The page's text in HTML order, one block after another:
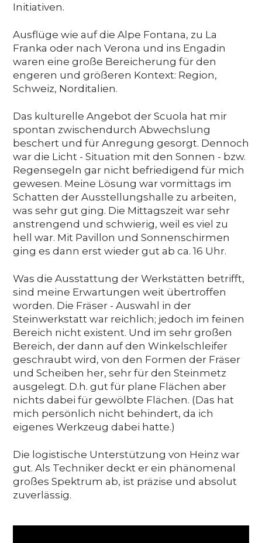
Initiativen.
Ausflüge wie auf die Alpe Fontana, zu La
Franka oder nach Verona und ins Engadin
waren eine große Bereicherung für den
engeren und größeren Kontext: Region,
Schweiz, Norditalien.
Das kulturelle Angebot der Scuola hat mir
spontan zwischendurch Abwechslung
beschert und für Anregung gesorgt. Dennoch
war die Licht - Situation mit den Sonnen - bzw.
Regensegeln gar nicht befriedigend für mich
gewesen. Meine Lösung war vormittags im
Schatten der Ausstellungshalle zu arbeiten,
was sehr gut ging. Die Mittagszeit war sehr
anstrengend und schwierig, weil es viel zu
hell war. Mit Pavillon und Sonnenschirmen
ging es dann erst wieder gut ab ca. 16 Uhr.
Was die Ausstattung der Werkstätten betrifft,
sind meine Erwartungen weit übertroffen
worden. Die Fräser - Auswahl in der
Steinwerkstatt war reichlich; jedoch im feinen
Bereich nicht existent. Und im sehr großen
Bereich, der dann auf den Winkelschleifer
geschraubt wird, von den Formen der Fräser
und Scheiben her, sehr für den Steinmetz
ausgelegt. D.h. gut für plane Flächen aber
nichts dabei für gewölbte Flächen. (Das hat
mich persönlich nicht behindert, da ich
eigenes Werkzeug dabei hatte.)
Die logistische Unterstützung von Heinz war
gut. Als Techniker deckt er ein phänomenal
großes Spektrum ab, ist präzise und absolut
zuverlässig.